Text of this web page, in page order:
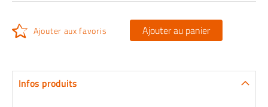
Ajouter aux favoris Ajouter au panier
Infos produits